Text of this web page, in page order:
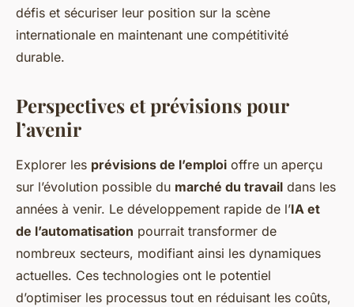
défis et sécuriser leur position sur la scène
internationale en maintenant une compétitivité
durable.
Perspectives et prévisions pour
l’avenir
Explorer les prévisions de l’emploi offre un aperçu
sur l’évolution possible du marché du travail dans les
années à venir. Le développement rapide de l’IA et
de l’automatisation pourrait transformer de
nombreux secteurs, modifiant ainsi les dynamiques
actuelles. Ces technologies ont le potentiel
d’optimiser les processus tout en réduisant les coûts,